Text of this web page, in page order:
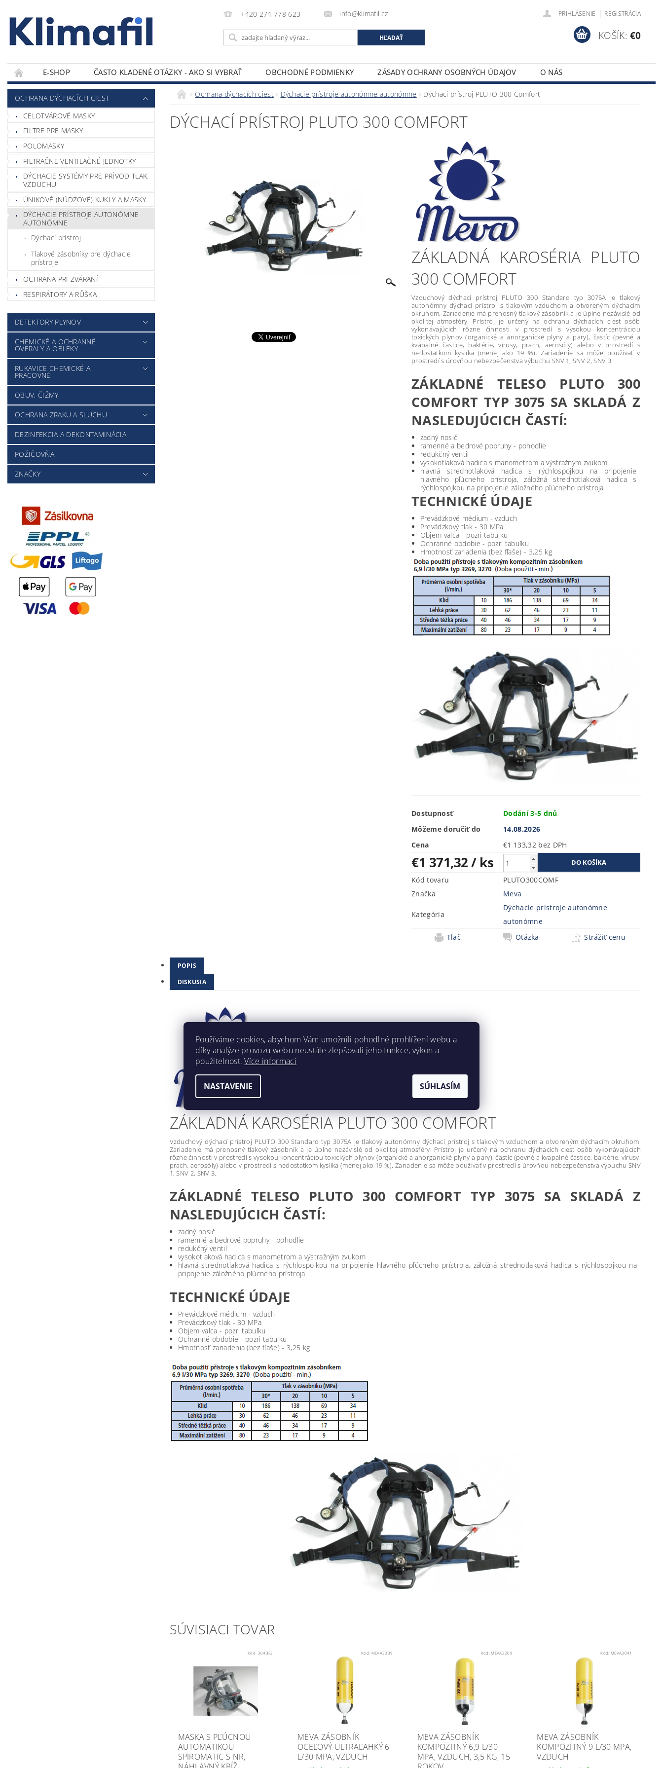
+420 274 778 623 info@klimafil.cz PRIHLÁSENIE | REGISTRÁCIA
KOŠÍK: €0
E-SHOP ČASTO KLADENÉ OTÁZKY - AKO SI VYBRAŤ OBCHODNÉ PODMIENKY ZÁSADY OCHRANY OSOBNÝCH ÚDAJOV
O NÁS
KONTAKTY
OCHRANA DÝCHACÍCH CIEST
CELOTVÁROVÉ MASKY
FILTRE PRE MASKY
POLOMASKY
FILTRAČNE VENTILAČNÉ JEDNOTKY
DÝCHACIE SYSTÉMY PRE PRÍVOD TLAK.
VZDUCHU
ÚNIKOVÉ (NÚDZOVÉ) KUKLY A MASKY
DÝCHACIE PRÍSTROJE AUTONÓMNE
AUTONÓMNE
Dýchací prístroj
Tlakové zásobníky pre dýchacie
prístroje
OCHRANA PRI ZVÁRANÍ
RESPIRÁTORY A RŮŠKA
DETEKTORY PLYNOV
CHEMICKÉ A OCHRANNÉ
OVERALY A OBLEKY
RUKAVICE CHEMICKÉ A
PRACOVNÉ
OBUV, ČIŽMY
OCHRANA ZRAKU A SLUCHU
DEZINFEKCIA A DEKONTAMINÁCIA
POŽIČOVŇA
ZNAČKY
Ochrana dýchacích ciest Dýchacie prístroje autonómne autonómne Dýchací prístroj PLUTO 300 Comfort
DÝCHACÍ PRÍSTROJ PLUTO 300 COMFORT
ZÁKLADNÁ KAROSÉRIA PLUTO
300 COMFORT
Vzduchový dýchací prístroj PLUTO 300 Standard typ 3075A je tlakový
autonómny dýchací prístroj s tlakovým vzduchom a otvoreným dýchacím
okruhom. Zariadenie má prenosný tlakový zásobník a je úplne nezávislé od
okolitej atmosféry. Prístroj je určený na ochranu dýchacích ciest osôb
vykonávajúcich rôzne činnosti v prostredí s vysokou koncentráciou
toxických plynov (organické a anorganické plyny a pary), častíc (pevné a
kvapalné častice, baktérie, vírusy, prach, aerosóly) alebo v prostredí s
nedostatkom kyslíka (menej ako 19 %). Zariadenie sa môže používať v
prostredí s úrovňou nebezpečenstva výbuchu SNV 1, SNV 2, SNV 3.
ZÁKLADNÉ TELESO PLUTO 300
COMFORT TYP 3075 SA SKLADÁ Z
NASLEDUJÚCICH ČASTÍ:
zadný nosič
ramenné a bedrové popruhy - pohodlie
redukčný ventil
vysokotlaková hadica s manometrom a výstražným zvukom
hlavná strednotlaková hadica s rýchlospojkou na pripojenie
hlavného pľúcneho prístroja, záložná strednotlaková hadica s
rýchlospojkou na pripojenie záložného pľúcneho prístroja
TECHNICKÉ ÚDAJE
Prevádzkové médium - vzduch
Prevádzkový tlak - 30 MPa
Objem valca - pozri tabuľku
Ochranné obdobie - pozri tabuľku
Hmotnosť zariadenia (bez fľaše) - 3,25 kg
Dostupnosť
Dodání 3-5 dnů
Môžeme doručiť do
14.08.2026
Cena
€1 133,32 bez DPH
€1 371,32/ ks
Kód tovaru
PLUTO300COMF
Značka
Meva
Kategória
Dýchacie prístroje autonómne
autonómne
Tlač
Otázka Strážiť cenu
POPIS
DISKUSIA
ZÁKLADNÁ KAROSÉRIA PLUTO 300 COMFORT
Vzduchový dýchací prístroj PLUTO 300 Standard typ 3075A je tlakový autonómny dýchací prístroj s tlakovým vzduchom a otvoreným dýchacím okruhom.
Zariadenie má prenosný tlakový zásobník a je úplne nezávislé od okolitej atmosféry. Prístroj je určený na ochranu dýchacích ciest osôb vykonávajúcich
rôzne činnosti v prostredí s vysokou koncentráciou toxických plynov (organické a anorganické plyny a pary), častíc (pevné a kvapalné častice, baktérie, vírusy,
prach, aerosóly) alebo v prostredí s nedostatkom kyslíka (menej ako 19 %). Zariadenie sa môže používať v prostredí s úrovňou nebezpečenstva výbuchu SNV
1, SNV 2, SNV 3.
ZÁKLADNÉ TELESO PLUTO 300 COMFORT TYP 3075 SA SKLADÁ Z
NASLEDUJÚCICH ČASTÍ:
zadný nosič
ramenné a bedrové popruhy - pohodlie
redukčný ventil
vysokotlaková hadica s manometrom a výstražným zvukom
hlavná strednotlaková hadica s rýchlospojkou na pripojenie hlavného pľúcneho prístroja, záložná strednotlaková hadica s rýchlospojkou na
pripojenie záložného pľúcneho prístroja
TECHNICKÉ ÚDAJE
Prevádzkové médium - vzduch
Prevádzkový tlak - 30 MPa
Objem valca - pozri tabuľku
Ochranné obdobie - pozri tabuľku
Hmotnosť zariadenia (bez fľaše) - 3,25 kg
SÚVISIACI TOVAR
Kód: 3043F2
MASKA S PĽÚCNOU
AUTOMATIKOU
SPIROMATIC S NR,
Kód: MEVA3039
MEVA ZÁSOBNÍK
OCEĽOVÝ ULTRAĽAHKÝ 6
L/30 MPA, VZDUCH
Kód:MEVA3269
MEVA ZÁSOBNÍK
KOMPOZITNÝ 6,9 L/30
MPA, VZDUCH, 3,5 KG, 15
Kód: MEVA3041
MEVA ZÁSOBNÍK
KOMPOZITNÝ 9 L/30 MPA,
VZDUCH
Používáme cookies, abychom Vám umožnili pohodlné prohlížení webu a
díky analýze provozu webu neustále zlepšovali jeho funkce, výkon a
použitelnost.Více informací
NASTAVENIE SÚHLASÍM